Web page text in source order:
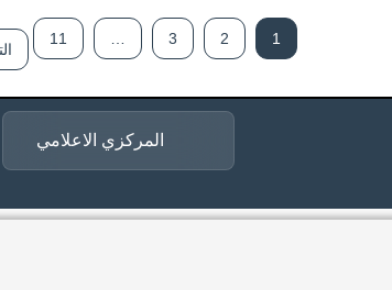
1
2
3
11
المركزي الاعلامي